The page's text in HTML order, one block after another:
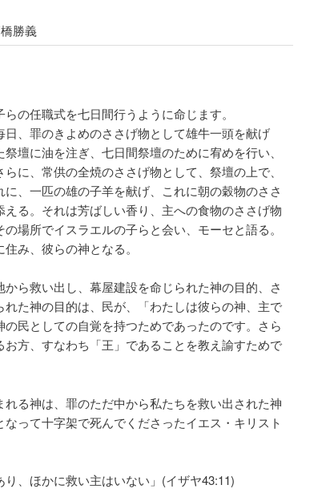
勝義
の任職式を七日間行うように命じます。
、罪のきよめのささげ物として雄牛一頭を献げ
壇に油を注ぎ、七日間祭壇のために宥めを行い、
に、常供の全焼のささげ物として、祭壇の上で、
、一匹の雄の子羊を献げ、これに朝の穀物のささ
る。それは芳ばしい香り、主への食物のささげ物
場所でイスラエルの子らと会い、モーセと語る。
み、彼らの神となる。
ら救い出し、幕屋建設を命じられた神の目的、さ
た神の目的は、民が、「わたしは彼らの神、主で
民としての自覚を持つためであったのです。さら
方、すなわち「王」であることを教え諭すためで
る神は、罪のただ中から私たちを救い出された神
って十字架で死んでくださったイエス・キリスト
、ほかに救い主はいない」(イザヤ43:11)